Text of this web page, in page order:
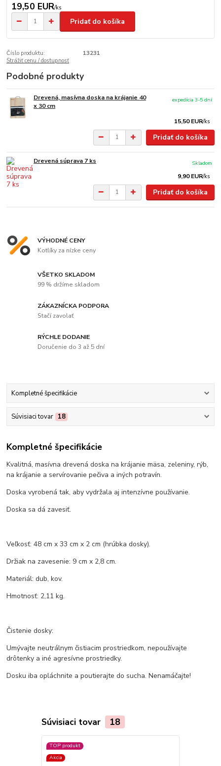
19,50 EUR/ks
Pridať do košíka
Číslo produktu:
13231
Strážiť cenu / dostupnosť
Podobné produkty
Drevená, masívna doska na krájanie 40
x 30 cm
15,50 EUR/ks
expedícia 3-5 dní
Pridať do košíka
Drevená súprava 7 ks
9,90 EUR/ks
Skladom
Pridať do košíka
VÝHODNÉ CENY
Kotlíky za nízke ceny
VŠETKO SKLADOM
99 % držíme skladom
ZÁKAZNÍCKA PODPORA
Stačí zavolať
RÝCHLE DODANIE
Doručenie do 3 až 5 dní
Kompletné špecifikácie
Súvisiaci tovar 18
Kompletné špecifikácie
Kvalitná, masívna drevená doska na krájanie mäsa, zeleniny, rýb,
na krájanie a servírovanie pečiva a iných potravín.
Doska vyrobená tak, aby vydržala aj intenzívne používanie.
Doska sa dá zavesiť.
Veľkosť: 48 cm x 33 cm x 2 cm (hrúbka dosky).
Držiak na zavesenie: 9 cm x 2,8 cm.
Materiál: dub, kov.
Hmotnosť: 2,11 kg.
Čistenie dosky:
Umývajte neutrálnym čistiacim prostriedkom, nepoužívajte
drôtenky a iné agresívne prostriedky.
Dosku iba opláchnite a poutierajte do sucha. Nenamáčajte!
Súvisiaci tovar 18
TOP produkt
Akcia